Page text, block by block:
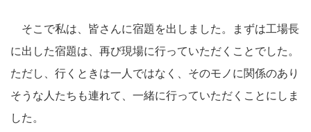
そこで私は、皆さんに宿題を出しました。まずは工場長
に出した宿題は、再び現場に行っていただくことでした。
ただし、行くときは一人ではなく、そのモノに関係のあり
そうな人たちも連れて、一緒に行っていただくことにしま
した。